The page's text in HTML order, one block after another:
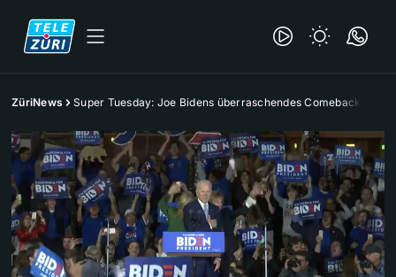
ZüriNews Super Tuesday: Joe Bidens überraschendes Comeback